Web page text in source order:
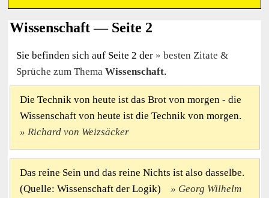
Wissenschaft — Seite 2
Sie befinden sich auf Seite 2 der
besten Zitate &
Sprüche zum Thema Wissenschaft.
Die Technik von heute ist das Brot von morgen - die
Wissenschaft von heute ist die Technik von morgen.
Richard von Weizsäcker
Das reine Sein und das reine Nichts ist also dasselbe.
(Quelle: Wissenschaft der Logik)
Georg Wilhelm